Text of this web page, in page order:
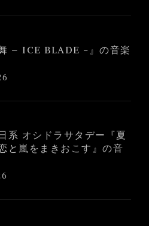
舞 – ICE BLADE -』の音楽
系 オシドラサタデー『夏
と嵐をまきおこす』の音